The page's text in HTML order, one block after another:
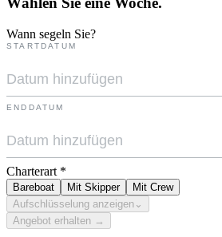
Wann segeln Sie?
STARTDATUM
ENDDATUM
Charterart *
Bareboat Mit Skipper
Mit Crew
Aufschlüsselung anzeigen ⌄
Angebot erhalten →